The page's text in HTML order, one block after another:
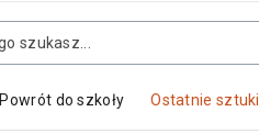
Powrót do szkoły Ostatnie sztuki